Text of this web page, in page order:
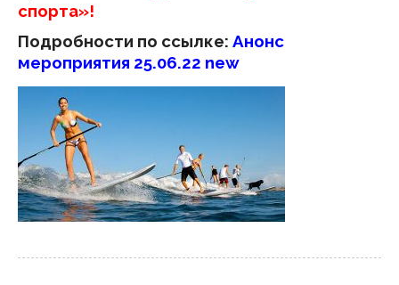
спорта»!
Подробности по ссылке: Анонс
мероприятия 25.06.22 new